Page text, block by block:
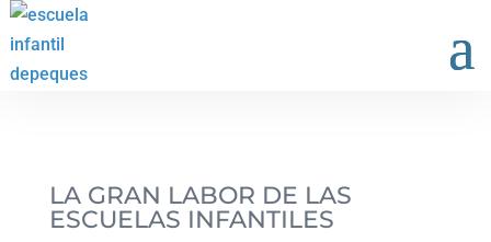
LA GRAN LABOR DE LAS
ESCUELAS INFANTILES